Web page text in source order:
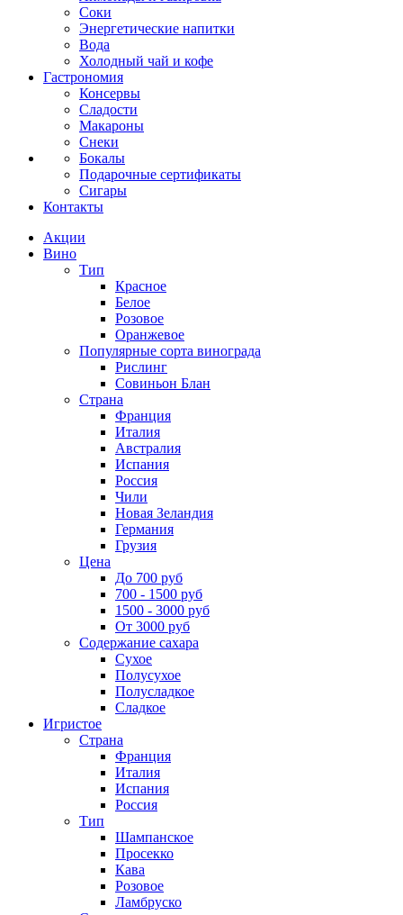
Соки
Энергетические напитки
Вода
Холодный чай и кофе
Гастрономия
Консервы
Сладости
Макароны
Снеки
Бокалы
Подарочные сертификаты
Сигары
Контакты
Акции
Вино
Тип
Красное
Белое
Розовое
Оранжевое
Популярные сорта винограда
Рислинг
Совиньон Блан
Страна
Франция
Италия
Австралия
Испания
Россия
Чили
Новая Зеландия
Германия
Грузия
Цена
До 700 руб
700 - 1500 руб
1500 - 3000 руб
От 3000 руб
Содержание сахара
Сухое
Полусухое
Полусладкое
Сладкое
Игристое
Страна
Франция
Италия
Испания
Россия
Тип
Шампанское
Просекко
Кава
Розовое
Ламбруско